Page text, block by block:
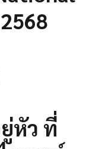
หัว ที่